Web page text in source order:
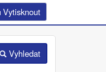
Vytisknout
Vyhledat